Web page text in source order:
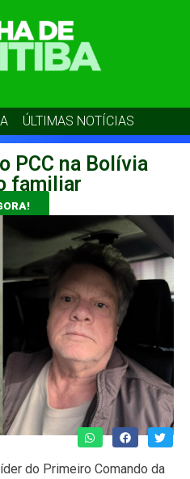
ÚLTIMAS NOTÍCIAS
PCC na Bolívia
familiar
do Primeiro Comando da